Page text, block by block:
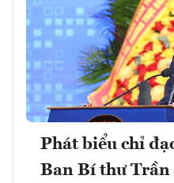
Phát biểu chỉ
Ban Bí thư Trần